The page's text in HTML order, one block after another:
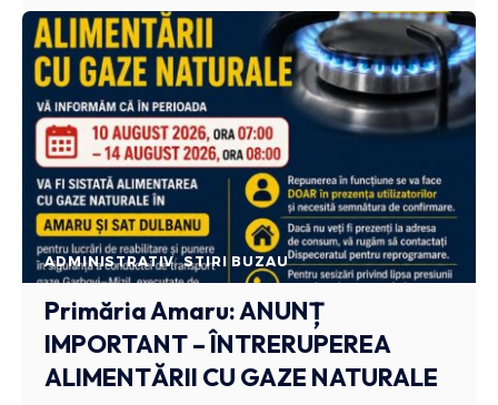
ADMINISTRATIV STIRI BUZAU
Primăria Amaru: ANUNȚ
IMPORTANT – ÎNTRERUPEREA
ALIMENTĂRII CU GAZE NATURALE